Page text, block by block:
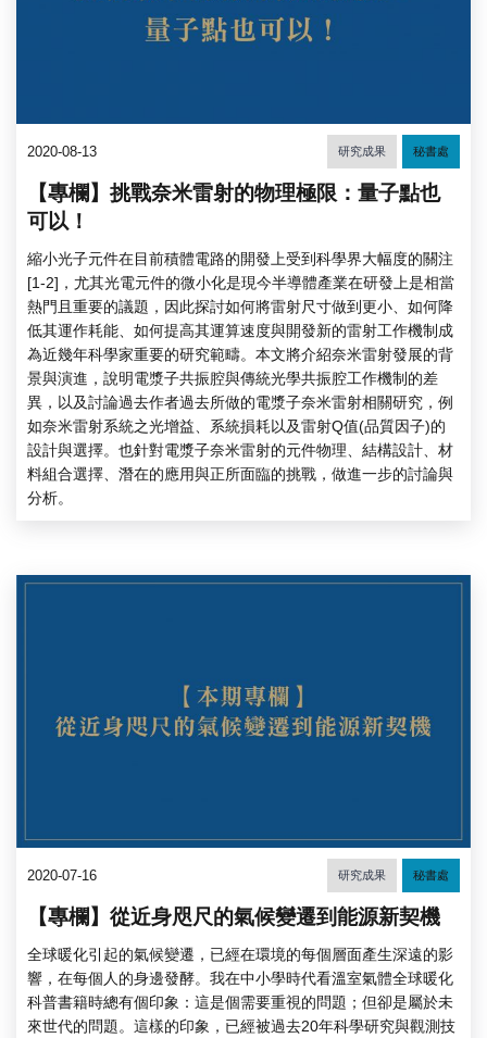
2020-08-13 研究成果 秘書處
【專欄】挑戰奈米雷射的物理極限：量子點也
可以！
縮小光子元件在目前積體電路的開發上受到科學界大幅度的關注
[1-2]，尤其光電元件的微小化是現今半導體產業在研發上是相當
熱門且重要的議題，因此探討如何將雷射尺寸做到更小、如何降
低其運作耗能、如何提高其運算速度與開發新的雷射工作機制成
為近幾年科學家重要的研究範疇。本文將介紹奈米雷射發展的背
景與演進，說明電漿子共振腔與傳統光學共振腔工作機制的差
異，以及討論過去作者過去所做的電漿子奈米雷射相關研究，例
如奈米雷射系統之光增益、系統損耗以及雷射Q值(品質因子)的
設計與選擇。也針對電漿子奈米雷射的元件物理、結構設計、材
料組合選擇、潛在的應用與正所面臨的挑戰，做進一步的討論與
分析。
2020-07-16 研究成果 秘書處
【專欄】從近身咫尺的氣候變遷到能源新契機
全球暖化引起的氣候變遷，已經在環境的每個層面產生深遠的影
響，在每個人的身邊發酵。我在中小學時代看溫室氣體全球暖化
科普書籍時總有個印象：這是個需要重視的問題；但卻是屬於未
來世代的問題。這樣的印象，已經被過去20年科學研究與觀測技